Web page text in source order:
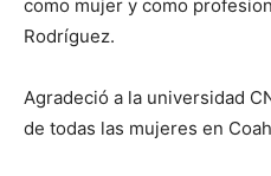
como mujer y como
Rodríguez.
Agradeció a la universidad
de todas las mujeres en